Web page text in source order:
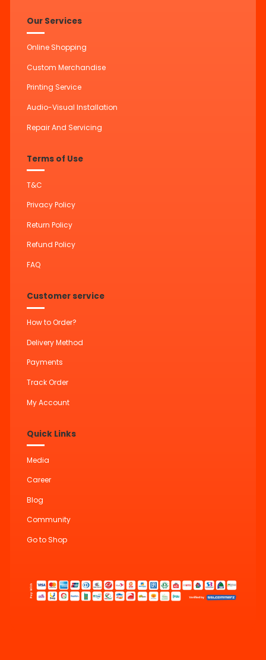
Our Services
Online Shopping
Custom Merchandise
Printing Service
Audio-Visual Installation
Repair And Servicing
Terms of Use
T&C
Privacy Policy
Return Policy
Refund Policy
FAQ
Customer service
How to Order?
Delivery Method
Payments
Track Order
My Account
Quick Links
Media
Career
Blog
Community
Go to Shop